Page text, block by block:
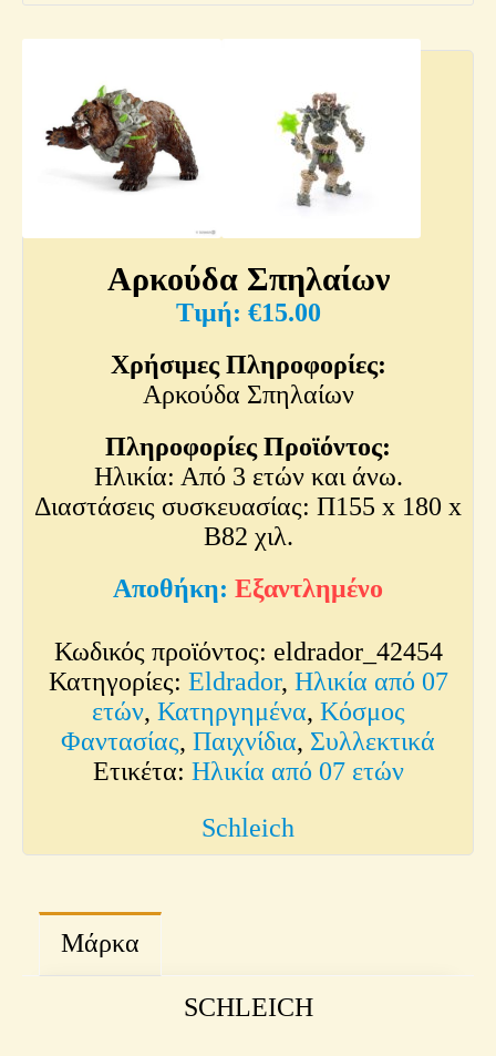
Αρκούδα Σπηλαίων
€15.00
Χρήσιμες Πληροφορίες:
Αρκούδα Σπηλαίων
Πληροφορίες Προϊόντος:
Ηλικία: Από 3 ετών και άνω.
Διαστάσεις συσκευασίας: Π155 x 180 x
Β82 χιλ.
Εξαντλημένο
Κωδικός προϊόντος: eldrador_42454
Κατηγορίες: Eldrador, Ηλικία από 07
ετών, Κατηργημένα, Κόσμος
Φαντασίας, Παιχνίδια, Συλλεκτικά
Ετικέτα: Ηλικία από 07 ετών
Schleich
Μάρκα
SCHLEICH